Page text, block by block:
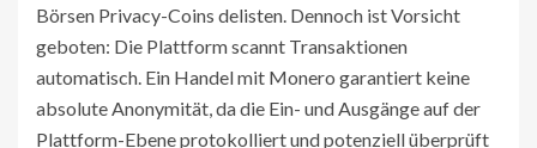
Börsen Privacy-Coins delisten. Dennoch ist Vorsicht
geboten: Die Plattform scannt Transaktionen
automatisch. Ein Handel mit Monero garantiert keine
absolute Anonymität, da die Ein- und Ausgänge auf der
Plattform-Ebene protokolliert und potenziell überprüft